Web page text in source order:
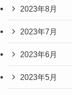
2023年8月
2023年7月
2023年6月
2023年5月